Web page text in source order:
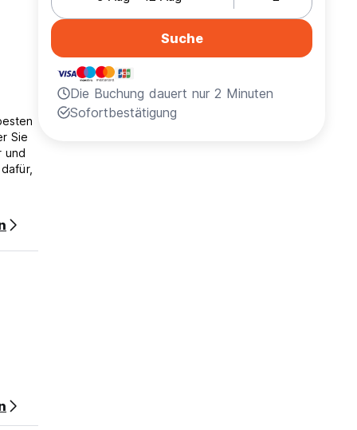
Sie
und
Suche
Die Buchung dauert nur 2 Minuten
Sofortbestätigung